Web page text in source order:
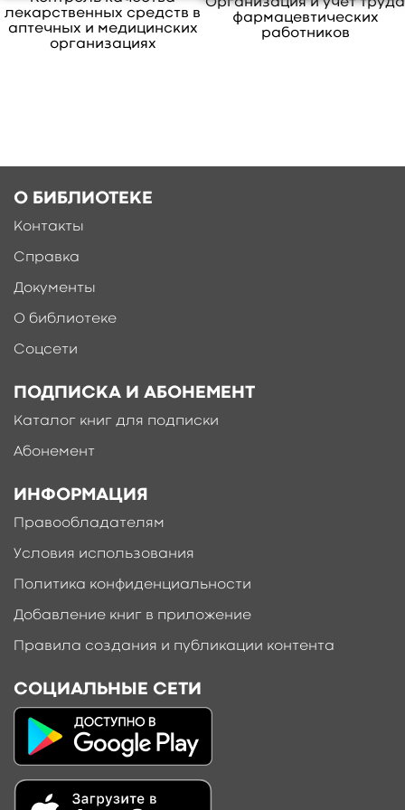
В учебном пособии представлены тестовые
задания, ситуационные задачи с эталонами
ответов.
лекарственных средств в
аптечных и медицинских
организациях
Организация и учет труда
фармацевтических
работников
О БИБЛИОТЕКЕ
Контакты
Справка
Документы
О библиотеке
Соцсети
ПОДПИСКА И АБОНЕМЕНТ
Каталог книг для подписки
Абонемент
ИНФОРМАЦИЯ
Правообладателям
Условия использования
Политика конфиденциальности
Добавление книг в приложение
Правила создания и публикации контента
СОЦИАЛЬНЫЕ СЕТИ